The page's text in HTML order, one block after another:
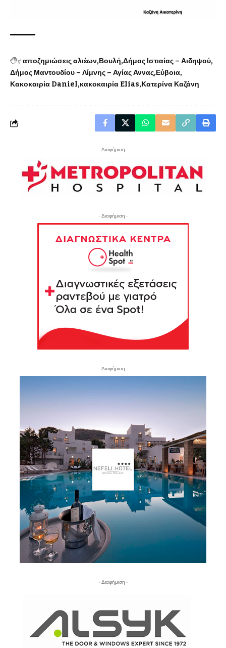
#αποζημιώσεις αλιέων Βουλή Δήμος Ιστιαίας – Αιδηψού
Δήμος Μαντουδίου – Λίμνης – Αγίας Αννας Εύβοια
Κακοκαιρία Daniel κακοκαιρία Elias Κατερίνα Καζάνη
- Διαφήμιση -
- Διαφήμιση -
- Διαφήμιση -
- Διαφήμιση -